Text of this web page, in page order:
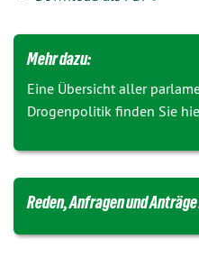
Mehr dazu:
Eine Übersicht aller
Drogenpolitik finden Sie
Reden, Anfragen und